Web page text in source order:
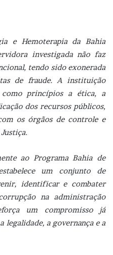
e Hemoterapia da Bahia
investigada não faz
tendo sido exonerada
de fraude. A instituição
princípios a ética, a
dos recursos públicos,
os órgãos de controle e
ao Programa Bahia de
um conjunto de
identificar e combater
na administração
um compromisso já
a governança e a